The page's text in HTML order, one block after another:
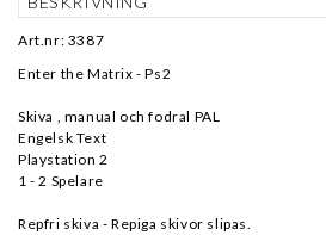
Art.nr: 3387
Enter the Matrix - Ps2
Skiva , manual och fodral PAL
Engelsk Text
Playstation 2
1 - 2 Spelare
Repfri skiva - Repiga skivor slipas.